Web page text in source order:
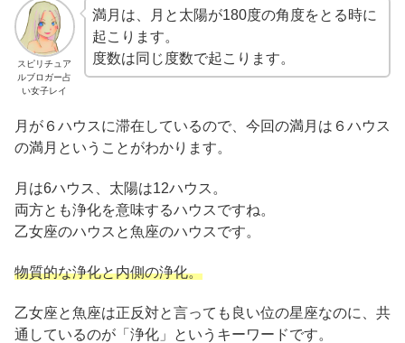
スピリチュア
ルブロガー占
い女子レイ
満月は、月と太陽が180度の角度をとる時に
起こります。
度数は同じ度数で起こります。
月が６ハウスに滞在しているので、今回の満月は６ハウス
の満月ということがわかります。
月は6ハウス、太陽は12ハウス。
両方とも浄化を意味するハウスですね。
乙女座のハウスと魚座のハウスです。
物質的な浄化と内側の浄化。
乙女座と魚座は正反対と言っても良い位の星座なのに、共
通しているのが「浄化」というキーワードです。